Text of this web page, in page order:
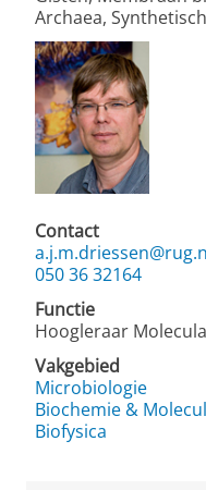
Archaea,
Contact
050 36 32164
Functie
Hoogleraar
Vakgebied
Microbiologie
Biochemie &
Biofysica